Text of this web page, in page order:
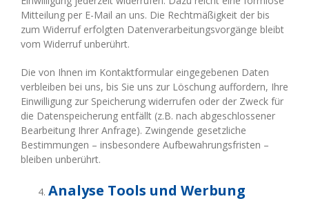
Mitteilung per E-Mail an uns. Die Rechtmäßigkeit der bis
zum Widerruf erfolgten Datenverarbeitungsvorgänge bleibt
vom Widerruf unberührt.
Die von Ihnen im Kontaktformular eingegebenen Daten
verbleiben bei uns, bis Sie uns zur Löschung auffordern, Ihre
Einwilligung zur Speicherung widerrufen oder der Zweck für
die Datenspeicherung entfällt (z.B. nach abgeschlossener
Bearbeitung Ihrer Anfrage). Zwingende gesetzliche
Bestimmungen – insbesondere Aufbewahrungsfristen –
bleiben unberührt.
Analyse Tools und Werbung